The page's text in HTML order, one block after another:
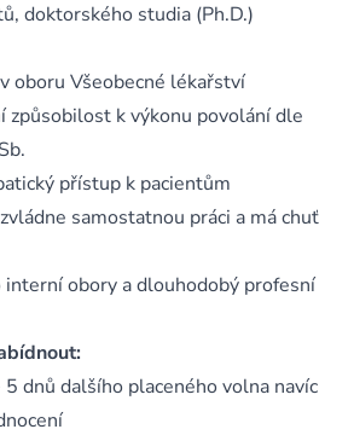
doktorského studia (Ph.D.)
oboru Všeobecné lékařství
způsobilost k výkonu povolání dle
přístup k pacientům
samostatnou práci a má chuť
interní obory a dlouhodobý profesní
dnů dalšího placeného volna navíc